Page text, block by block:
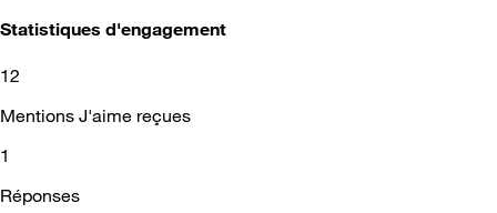
Statistiques d'engagement
12
Mentions J'aime reçues
1
Réponses